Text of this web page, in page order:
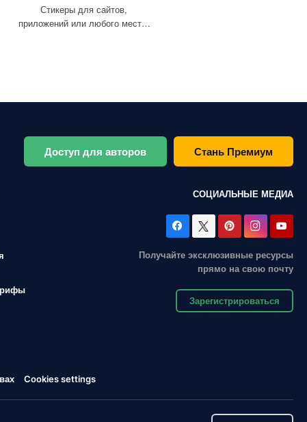
Стикеры для сайтов,
приложений или любого места,
Доступ для авторов Стань Премиум
СОЦИАЛЬНЫЕ МЕДИА
Получайте эксклюзивные ресурсы
прямо на свою почту
Зарегистрироваться
Cookies settings